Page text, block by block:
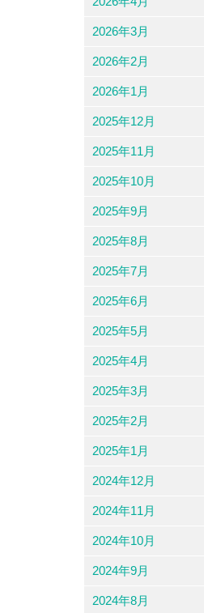
2026年3月
2026年2月
2026年1月
2025年12月
2025年11月
2025年10月
2025年9月
2025年8月
2025年7月
2025年6月
2025年5月
2025年4月
2025年3月
2025年2月
2025年1月
2024年12月
2024年11月
2024年10月
2024年9月
2024年8月